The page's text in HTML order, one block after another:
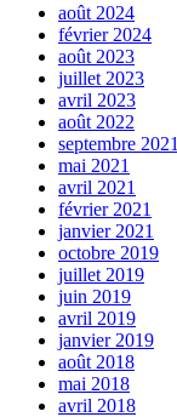
août 2024
février 2024
août 2023
juillet 2023
avril 2023
août 2022
septembre 2021
mai 2021
avril 2021
février 2021
janvier 2021
octobre 2019
juillet 2019
juin 2019
avril 2019
janvier 2019
août 2018
mai 2018
avril 2018